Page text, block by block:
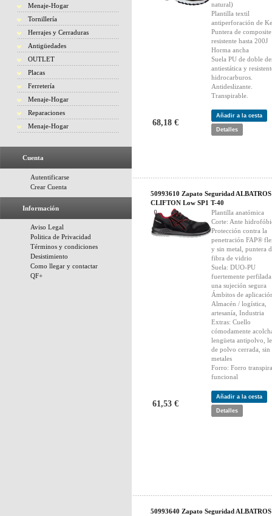
Menaje-Hogar
Tornillería
Herrajes y Cerraduras
Antigüedades
OUTLET
Placas
Ferretería
Menaje-Hogar
Reparaciones
Menaje-Hogar
Cuenta
Autentificarse
Crear Cuenta
Información
Aviso Legal
Politica de Privacidad
Términos y condiciones
Desistimiento
Como llegar y contactar
QF+
natural)
Plantilla textil
antiperforación de
Puntera de composite
resistente hasta 200J
Horma ancha
Suela PU de doble
antiestática y
hidrocarburos.
Antideslizante.
Transpirable.
68,18 €
Añadir a la cesta
Detalles
50993610 Zapato Seguridad ALBATROS
CLIFTON Low SP1 T-40
Plantilla anatómica
Corte: Ante
Protección contra la
penetración FAP®
y sin metal, puntera
fibra de vidrio
Suela: DUO-PU
fuertemente
una sujeción segura
Ámbitos de
Almacén / logística,
artesanía, Industria
Extras: Cuello
cómodamente
lengüeta antipolvo,
de polvo cerrada, sin
metales
Forro: Forro
funcional
61,53 €
Añadir a la cesta
Detalles
50993640 Zapato Seguridad ALBATROS